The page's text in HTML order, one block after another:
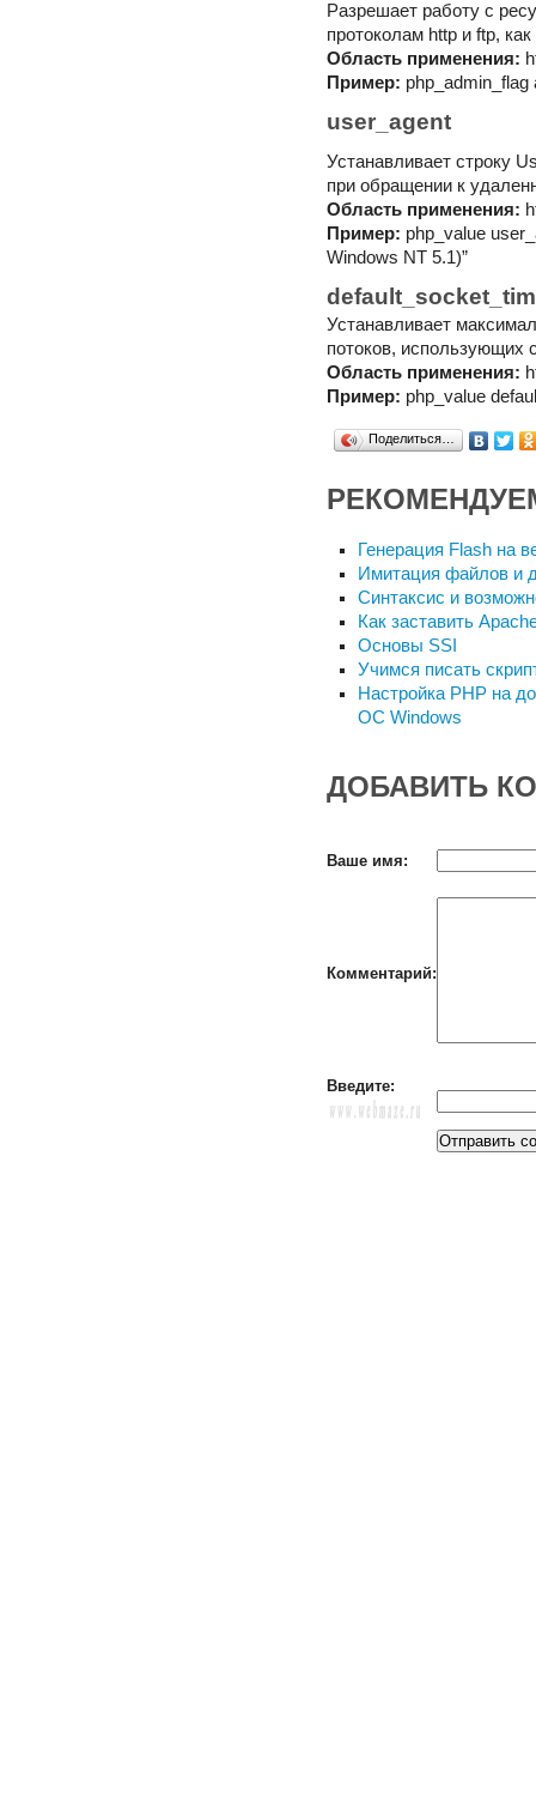
Разрешает работу с
протоколам http и ftp,
Область применения:
Пример: php_admin_flag
user_agent
Устанавливает строку
при обращении к
Область применения:
Пример: php_value
Windows NT 5.1)”
Устанавливает
потоков, использующих
Область применения:
Пример: php_value
Поделиться…
Генерация Flash на
Имитация файлов и
Синтаксис и
Как заставить
Основы SSI
Учимся писать
Настройка PHP на
ОС Windows
ДОБАВИТЬ
Ваше имя:
Комментарий:
Введите: